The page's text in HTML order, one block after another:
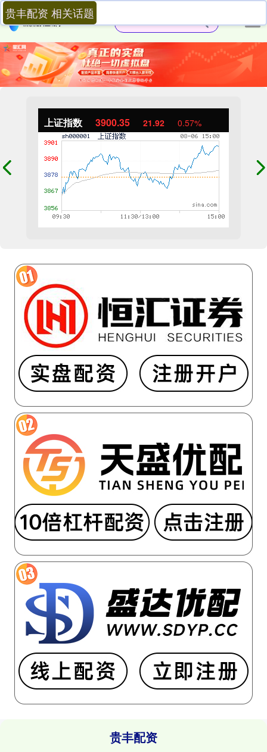
上证指数 3900.35 21.92 0.57%
贵丰配资
贵丰配资 相关话题